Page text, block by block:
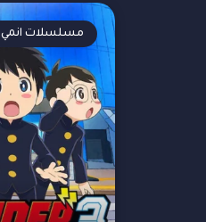
مسلسلات انمي